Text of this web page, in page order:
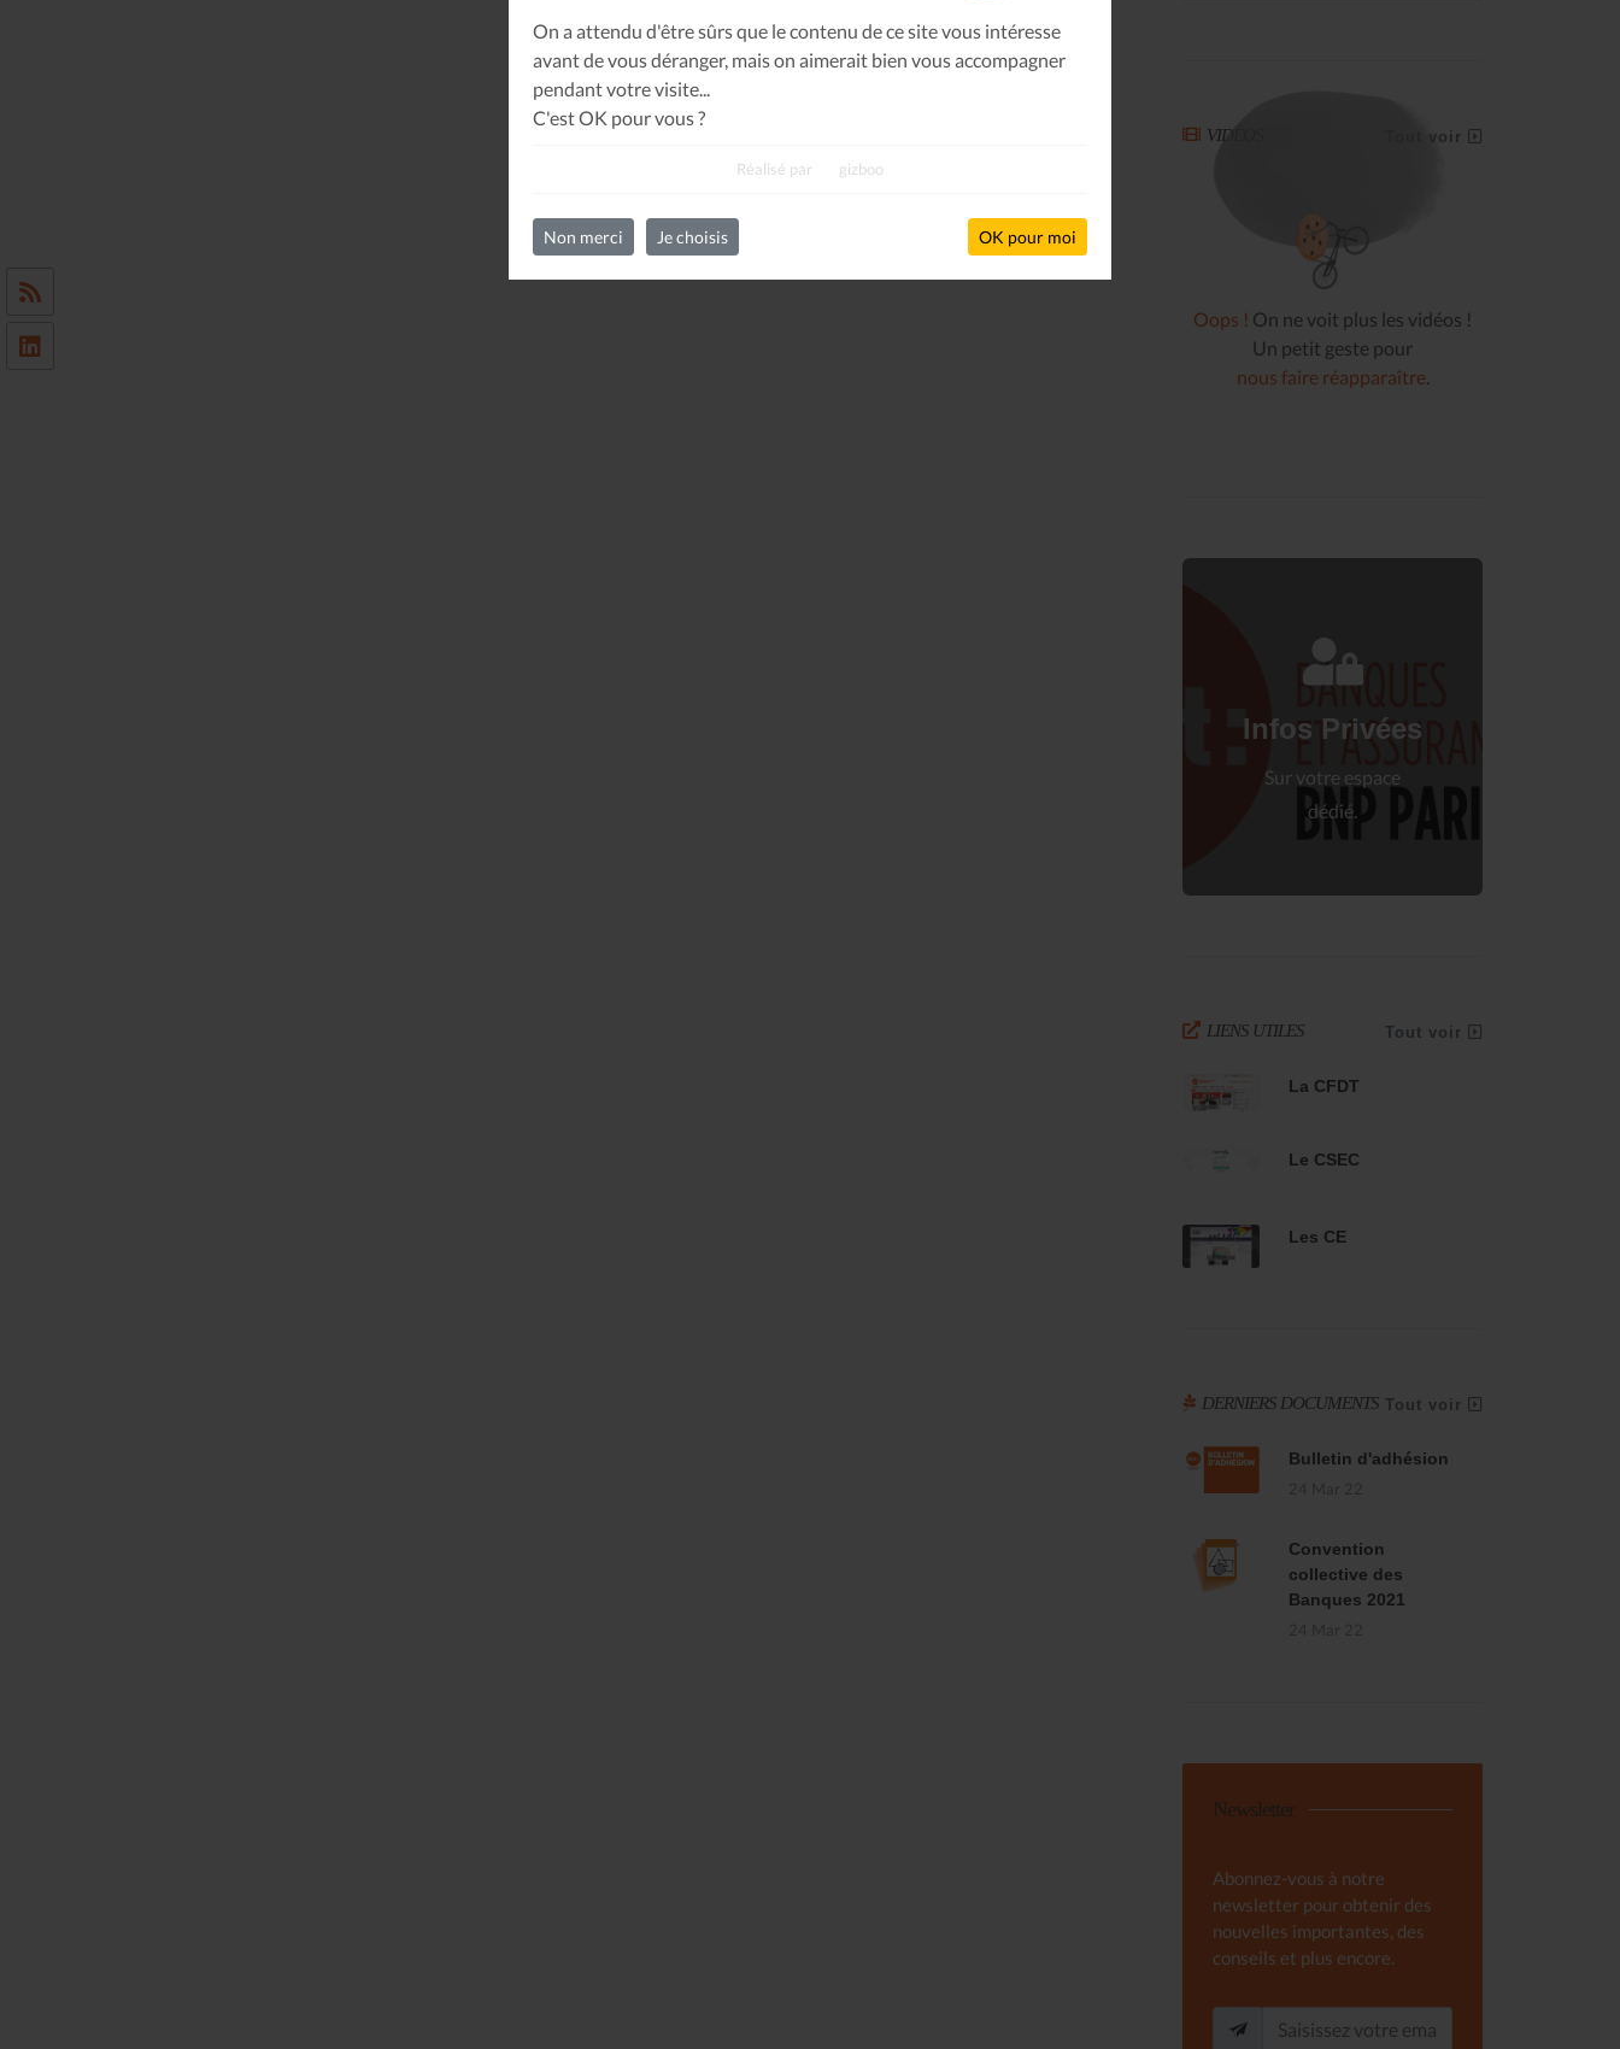
On a attendu d'être sûrs que le contenu de ce site vous intéresse
avant de vous déranger, mais on aimerait bien vous accompagner
pendant votre visite...
C'est OK pour vous ?
Réalisé par gizboo
Non merci Je choisis OK pour moi
VIDÉOS Tout voir
Oops ! On ne voit plus les vidéos !
Un petit geste pour
nous faire réapparaître.
Infos Privées
Sur votre espace
dédié.
Connectez-vous
à votre espace privé.
LIENS UTILES Tout voir
La CFDT
Le CSEC
Les CE
DERNIERS DOCUMENTS Tout voir
Bulletin d'adhésion
Convention
collective des
Banques 2021
Newsletter
Abonnez-vous à notre
newsletter pour obtenir des
nouvelles importantes, des
conseils et plus encore.